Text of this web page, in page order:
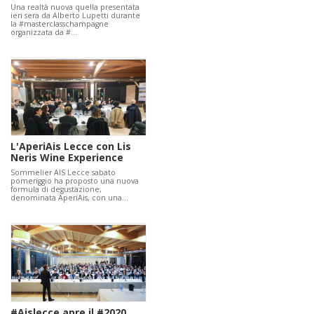
Una realtà nuova quella presentata
ieri sera da Alberto Lupetti durante
la #masterclasschampagne
organizzata da #…
L'AperiAis Lecce con Lis
Neris Wine Experience
Sommelier AIS Lecce sabato
pomeriggio ha proposto una nuova
formula di degustazione,
denominata AperiAis, con una…